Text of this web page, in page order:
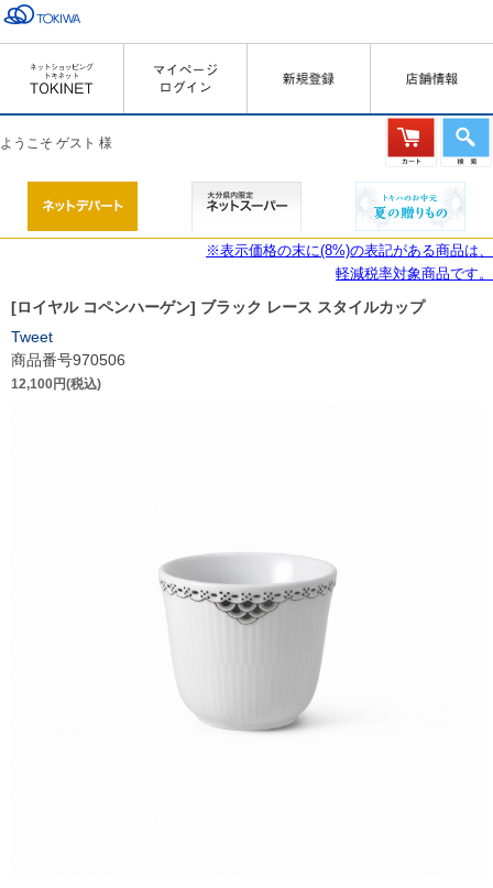
ようこそ ゲスト 様
※表示価格の末に(8%)の表記がある商品は、
軽減税率対象商品です。
[ロイヤル コペンハーゲン] ブラック レース スタイルカップ
Tweet
商品番号970506
12,100円(税込)